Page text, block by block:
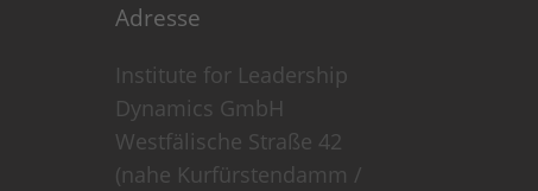
Adresse
Institute for Leadership
Dynamics GmbH
Westfälische Straße 42
(nahe Kurfürstendamm /